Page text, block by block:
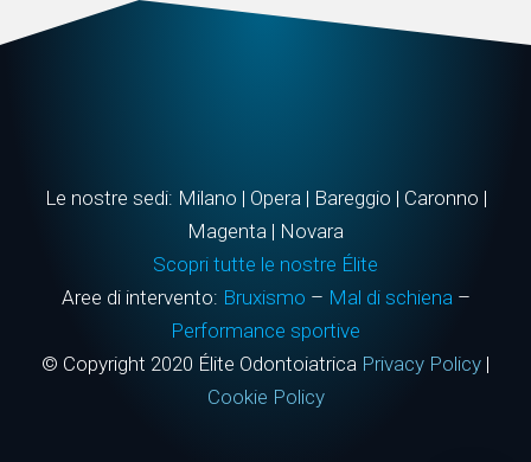
Le nostre sedi: Milano | Opera | Bareggio | Caronno |
Magenta | Novara
Scopri tutte le nostre Élite
Aree di intervento: Bruxismo – Mal di schiena –
Performance sportive
© Copyright 2020 Élite Odontoiatrica Privacy Policy |
Cookie Policy